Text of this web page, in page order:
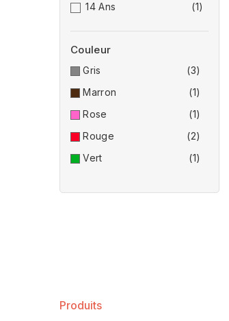
14 Ans
(1)
Couleur
Gris
(3)
Marron
(1)
Rose
(1)
Rouge
(2)
Vert
(1)
Produits